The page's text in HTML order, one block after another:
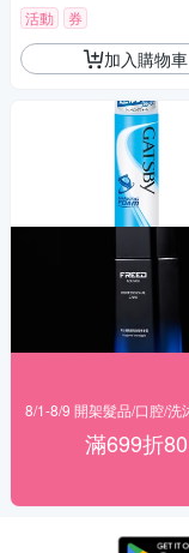
活動 券
加入購物車
滿699折80